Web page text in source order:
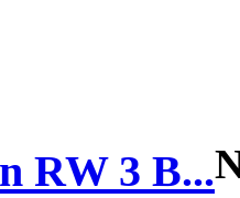
RW 3 B...